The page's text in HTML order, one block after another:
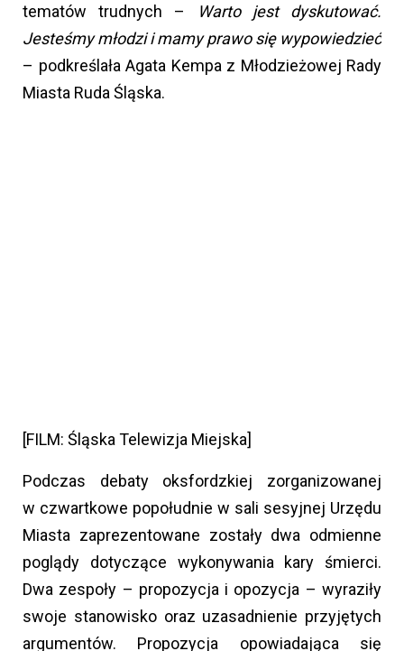
tematów trudnych –
Warto jest dyskutować.
Jesteśmy młodzi i mamy prawo się wypowiedzieć
– podkreślała Agata Kempa z Młodzieżowej Rady
Miasta Ruda Śląska.
[FILM: Śląska Telewizja Miejska]
Podczas debaty oksfordzkiej zorganizowanej
w czwartkowe popołudnie w sali sesyjnej Urzędu
Miasta zaprezentowane zostały dwa odmienne
poglądy dotyczące wykonywania kary śmierci.
Dwa zespoły – propozycja i opozycja – wyraziły
swoje stanowisko oraz uzasadnienie przyjętych
argumentów. Propozycja opowiadająca się